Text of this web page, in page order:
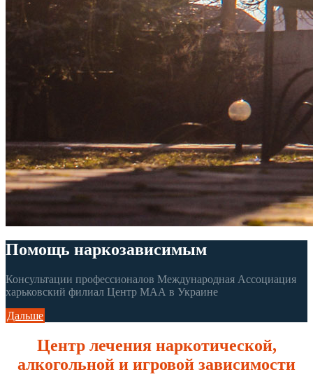
Помощь наркозависимым
Консультации профессионалов Международная Ассоциация
харьковский филиал Центр МАА в Украине
Дальше
Центр лечения наркотической,
алкогольной и игровой зависимости